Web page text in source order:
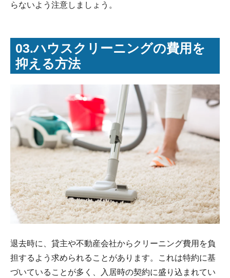
らないよう注意しましょう。
03.ハウスクリーニングの費用を
抑える方法
退去時に、貸主や不動産会社からクリーニング費用を負
担するよう求められることがあります。これは特約に基
づいていることが多く、入居時の契約に盛り込まれてい